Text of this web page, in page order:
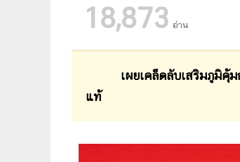
18,873 อ่าน
เผยเคล็ดลับเสริมภูมิคุ้มกัน
แท้